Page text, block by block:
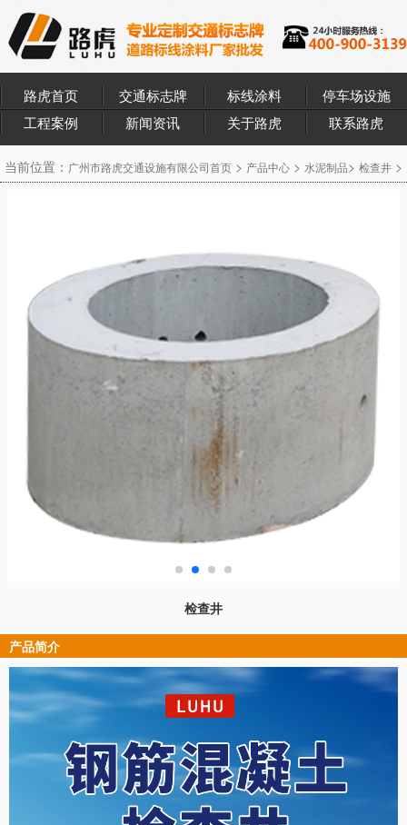
路虎首页 交通标志牌 标线涂料
停车场设施
工程案例
新闻资讯 关于路虎 联系路虎
当前位置： 广州市路虎交通设施有限公司首页 > 产品中心 > 水泥制品> 检查井 >
检查井
产品简介